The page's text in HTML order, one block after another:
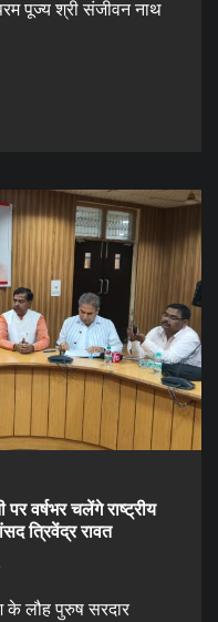
पूज्य श्री संजीवन नाथ
वर्षभर चलेंगे राष्ट्रीय
त्रिवेंद्र रावत
के लौह पुरुष सरदार